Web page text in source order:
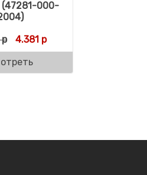
7.892 р.
р.
(47281-000-
Первоначальная цена
4.381рТекущая цена: 4.381